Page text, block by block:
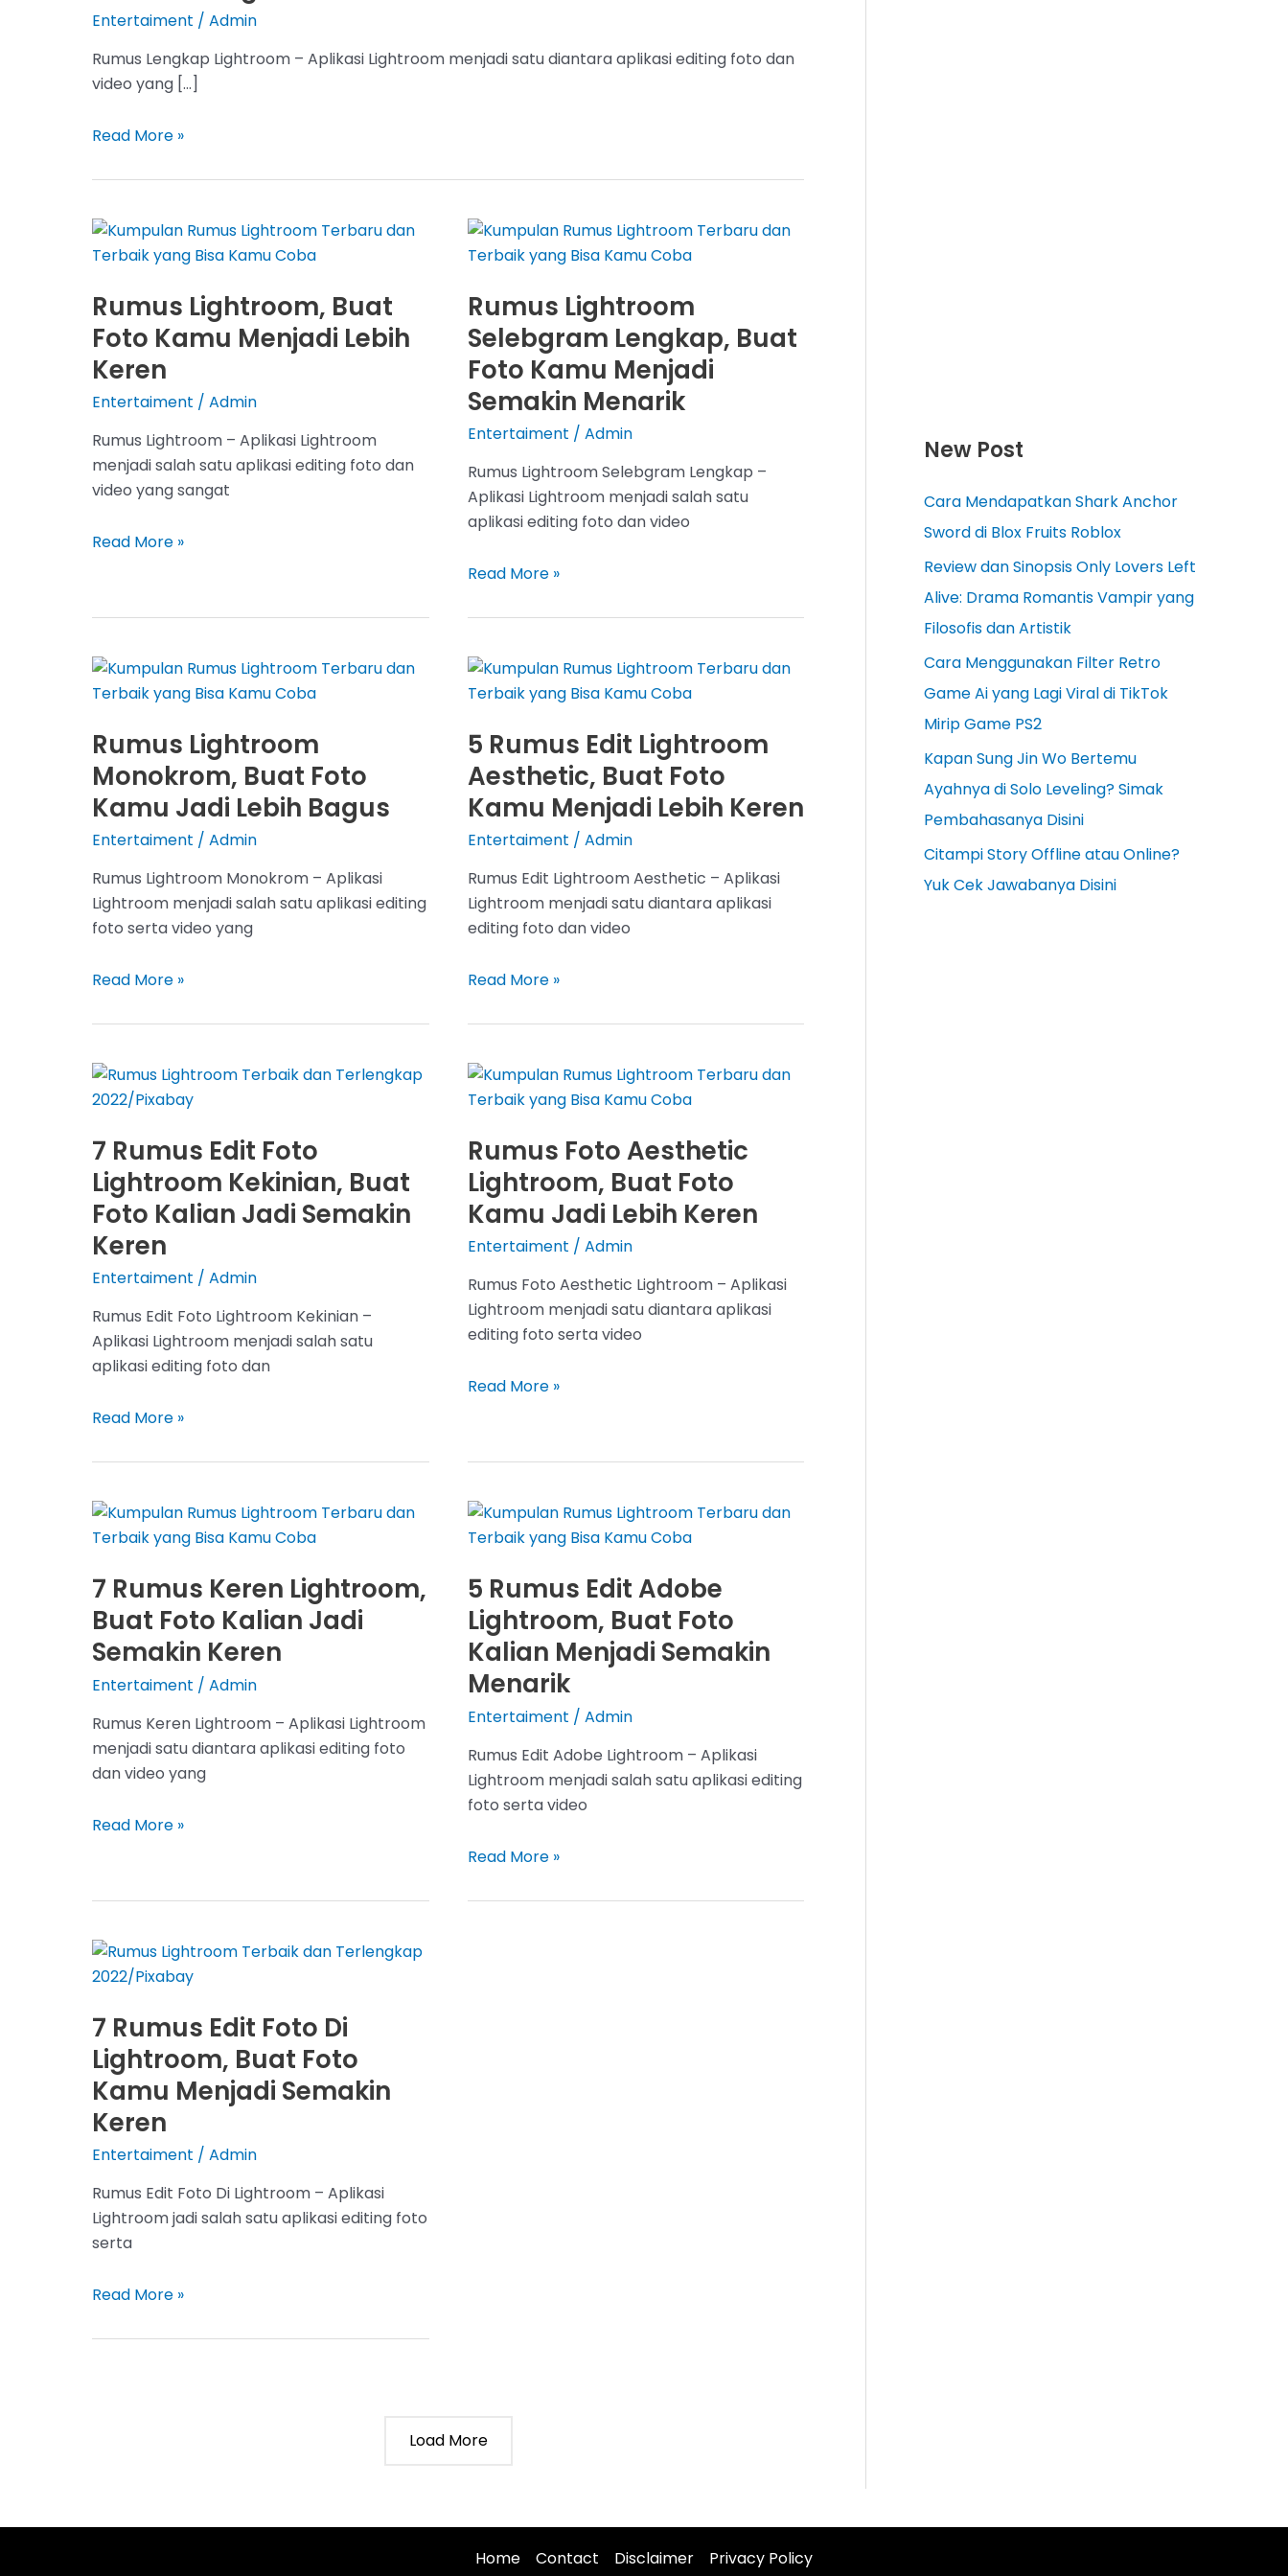
Entertaiment / Admin
Rumus Lengkap Lightroom – Aplikasi Lightroom menjadi satu diantara aplikasi editing foto dan
video yang […]
7
Lengkap
Buat
Foto
Jadi
Semakin
Bagus
Read More »
Rumus Lightroom, Buat
Foto Kamu Menjadi Lebih
Keren
Entertaiment / Admin
Rumus Lightroom – Aplikasi Lightroom
menjadi salah satu aplikasi editing foto dan
video yang sangat
Rumus
Foto
Menjadi
Lebih
Read More »
Rumus Lightroom
Selebgram Lengkap, Buat
Foto Kamu Menjadi
Semakin Menarik
Entertaiment / Admin
Rumus Lightroom Selebgram Lengkap –
Aplikasi Lightroom menjadi salah satu
aplikasi editing foto dan video
Rumus
Selebgram
Buat
Foto
Menjadi
Semakin
Menarik
Read More »
Rumus Lightroom
Monokrom, Buat Foto
Kamu Jadi Lebih Bagus
Entertaiment / Admin
Rumus Lightroom Monokrom – Aplikasi
Lightroom menjadi salah satu aplikasi editing
foto serta video yang
Rumus
Monokrom,
Foto
Kamu
Lebih
Bagus
Read More »
5 Rumus Edit Lightroom
Aesthetic, Buat Foto
Kamu Menjadi Lebih Keren
Entertaiment / Admin
Rumus Edit Lightroom Aesthetic – Aplikasi
Lightroom menjadi satu diantara aplikasi
editing foto dan video
5
Edit
Aesthetic,
Buat
Kamu
Menjadi
Lebih
Keren
Read More »
7 Rumus Edit Foto
Lightroom Kekinian, Buat
Foto Kalian Jadi Semakin
Keren
Entertaiment / Admin
Rumus Edit Foto Lightroom Kekinian –
Aplikasi Lightroom menjadi salah satu
aplikasi editing foto dan
7
Edit
Lightroom
Kekinian,
Foto
Kalian
Jadi
Semakin
Keren
Read More »
Rumus Foto Aesthetic
Lightroom, Buat Foto
Kamu Jadi Lebih Keren
Entertaiment / Admin
Rumus Foto Aesthetic Lightroom – Aplikasi
Lightroom menjadi satu diantara aplikasi
editing foto serta video
Rumus
Lightroom,
Foto
Kamu
Lebih
Keren
Read More »
7 Rumus Keren Lightroom,
Buat Foto Kalian Jadi
Semakin Keren
Entertaiment / Admin
Rumus Keren Lightroom – Aplikasi Lightroom
menjadi satu diantara aplikasi editing foto
dan video yang
7
Lightroom,
Foto
Kalian
Semakin
Keren
Read More »
5 Rumus Edit Adobe
Lightroom, Buat Foto
Kalian Menjadi Semakin
Menarik
Entertaiment / Admin
Rumus Edit Adobe Lightroom – Aplikasi
Lightroom menjadi salah satu aplikasi editing
foto serta video
5
Edit
Read More »
7 Rumus Edit Foto Di
Lightroom, Buat Foto
Kamu Menjadi Semakin
Keren
Entertaiment / Admin
Rumus Edit Foto Di Lightroom – Aplikasi
Lightroom jadi salah satu aplikasi editing foto
serta
7
Edit
Read More »
Load More
New Post
Cara Mendapatkan Shark Anchor
Sword di Blox Fruits Roblox
Review dan Sinopsis Only Lovers Left
Alive: Drama Romantis Vampir yang
Filosofis dan Artistik
Cara Menggunakan Filter Retro
Game Ai yang Lagi Viral di TikTok
Mirip Game PS2
Kapan Sung Jin Wo Bertemu
Ayahnya di Solo Leveling? Simak
Pembahasanya Disini
Citampi Story Offline atau Online?
Yuk Cek Jawabanya Disini
Home Contact Disclaimer Privacy Policy